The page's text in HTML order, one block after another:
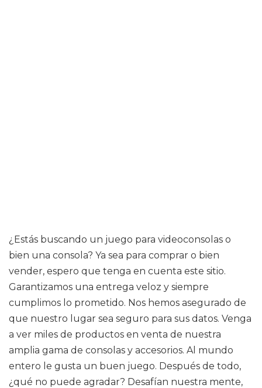
¿Estás buscando un juego para videoconsolas o
bien una consola? Ya sea para comprar o bien
vender, espero que tenga en cuenta este sitio.
Garantizamos una entrega veloz y siempre
cumplimos lo prometido. Nos hemos asegurado de
que nuestro lugar sea seguro para sus datos. Venga
a ver miles de productos en venta de nuestra
amplia gama de consolas y accesorios. Al mundo
entero le gusta un buen juego. Después de todo,
¿qué no puede agradar? Desafían nuestra mente,